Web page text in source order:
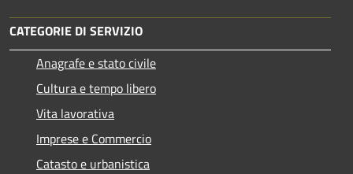
CATEGORIE DI SERVIZIO
Anagrafe e stato civile
Cultura e tempo libero
Vita lavorativa
Imprese e Commercio
Catasto e urbanistica